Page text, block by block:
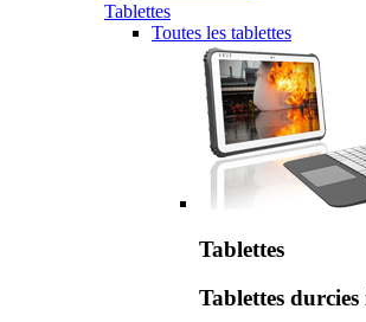
Tablettes
Toutes les tablettes
Tablettes
Tablettes durcies